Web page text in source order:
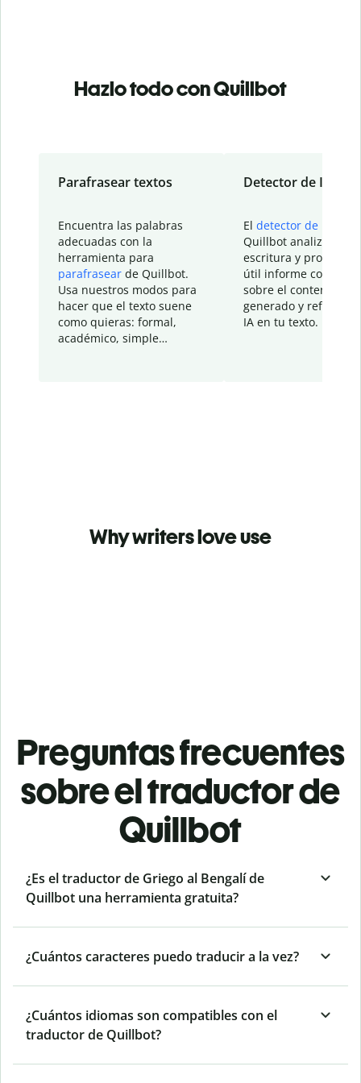
Hazlo todo con Quillbot
Parafrasear textos
Encuentra las palabras
adecuadas con la
herramienta para
parafrasear de Quillbot.
Usa nuestros modos para
hacer que el texto suene
como quieras: formal,
académico, simple…
Detector de IA
El detector de IA
Quillbot analiza tu
escritura y
útil informe con
sobre el contenido
generado y refinado
IA en tu texto.
Why writers love use
Preguntas frecuentes
sobre el traductor de
Quillbot
¿Es el traductor de Griego al Bengalí de
Quillbot una herramienta gratuita?
¿Cuántos caracteres puedo traducir a la vez?
¿Cuántos idiomas son compatibles con el
traductor de Quillbot?